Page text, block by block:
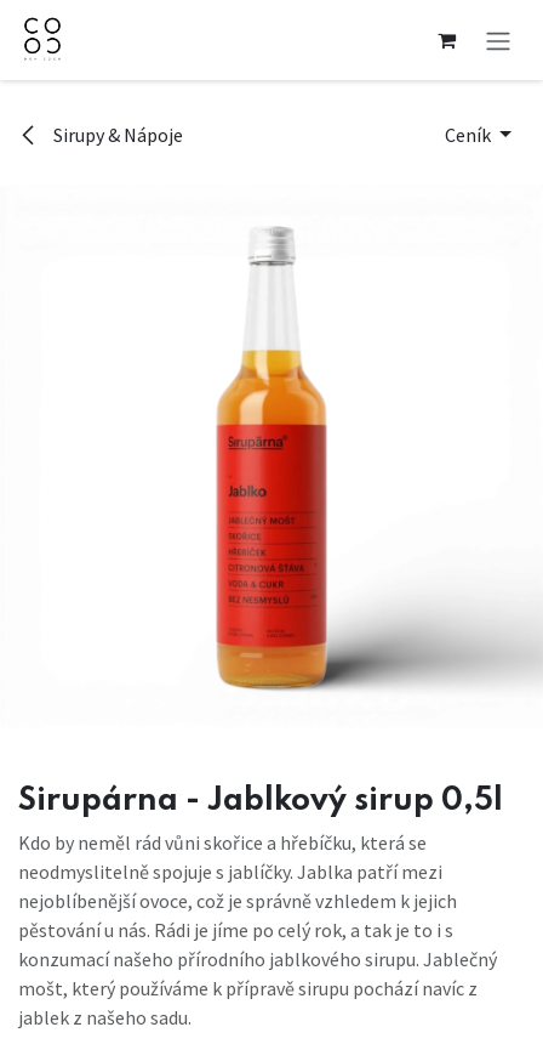
Přejít na obsah
Sirupy & Nápoje Ceník
Sirupárna - Jablkový sirup 0,5l
Kdo by neměl rád vůni skořice a hřebíčku, která se
neodmyslitelně spojuje s jablíčky. Jablka patří mezi
nejoblíbenější ovoce, což je správně vzhledem k jejich
pěstování u nás. Rádi je jíme po celý rok, a tak je to i s
konzumací našeho přírodního jablkového sirupu. Jablečný
mošt, který používáme k přípravě sirupu pochází navíc z
jablek z našeho sadu.